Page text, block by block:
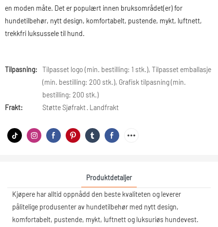
en moden måte. Det er populært innen bruksområdet(er) for
hundetilbehør, nytt design, komfortabelt, pustende, mykt, luftnett,
trekkfri luksussele til hund.
Tilpasning:
Tilpasset logo (min. bestilling: 1 stk.), Tilpasset emballasje
(min. bestilling: 200 stk.), Grafisk tilpasning (min.
bestilling: 200 stk.)
Frakt:
Støtte Sjøfrakt · Landfrakt
Produktdetaljer
Kjøpere har alltid oppnådd den beste kvaliteten og leverer
pålitelige produsenter av hundetilbehør med nytt design,
komfortabelt, pustende, mykt, luftnett og luksuriøs hundevest.